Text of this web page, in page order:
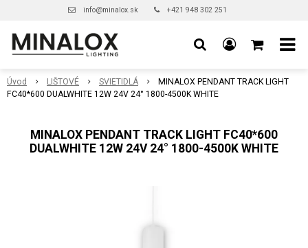
info@minalox.sk +421 948 302 251
Úvod LIŠTOVÉ SVIETIDLÁ
MINALOX PENDANT TRACK LIGHT
FC40*600 DUALWHITE 12W 24V 24° 1800-4500K WHITE
MINALOX PENDANT TRACK LIGHT FC40*600
DUALWHITE 12W 24V 24° 1800-4500K WHITE